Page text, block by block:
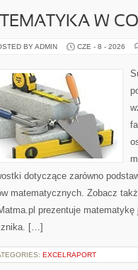
W
BY ADMIN CZE - 8 - 2026
dotyczące zarówno
matematycznych. Zobacz
prezentuje
[…]
EXCELRAPORT